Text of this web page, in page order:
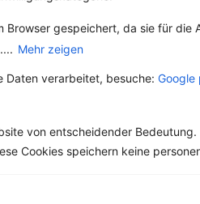
Browser gespeichert, da sie für die
Mehr zeigen
Daten verarbeitet, besuche: Google
von entscheidender Bedeutung.
Cookies speichern keine